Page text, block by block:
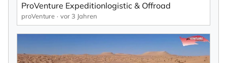
ProVenture Expeditionlogistic & Offroad
proVenture vor 3 Jahren